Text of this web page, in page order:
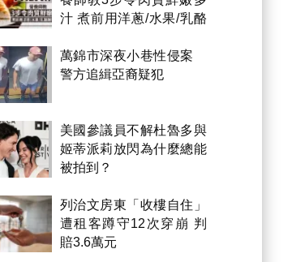
汁 煮前用洋蔥/水果/乳酪
萬錦市深夜小巷性侵案
警方追緝亞裔疑犯
美國參議員不解杜魯多與
姬蒂派莉放閃為什麼總能
被拍到？
列治文房東「收樓自住」
遭租客蹲守12次穿崩 判
賠3.6萬元